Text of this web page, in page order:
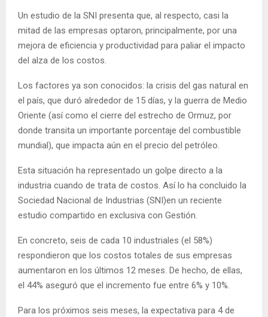
Un estudio de la SNI presenta que, al respecto, casi la
mitad de las empresas optaron, principalmente, por una
mejora de eficiencia y productividad para paliar el impacto
del alza de los costos.
Los factores ya son conocidos: la crisis del gas natural en
el país, que duró alrededor de 15 días, y la guerra de Medio
Oriente (así como el cierre del estrecho de Ormuz, por
donde transita un importante porcentaje del combustible
mundial), que impacta aún en el precio del petróleo.
Esta situación ha representado un golpe directo a la
industria cuando de trata de costos. Así lo ha concluido la
Sociedad Nacional de Industrias (SNI)en un reciente
estudio compartido en exclusiva con Gestión.
En concreto, seis de cada 10 industriales (el 58%)
respondieron que los costos totales de sus empresas
aumentaron en los últimos 12 meses. De hecho, de ellas,
el 44% aseguró que el incremento fue entre 6% y 10%.
Para los próximos seis meses, la expectativa para 4 de